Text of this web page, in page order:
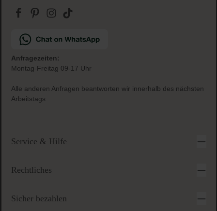
Anfragezeiten:
Montag-Freitag 09-17 Uhr
Alle anderen Anfragen beantworten wir innerhalb des nächsten
Arbeitstags
Service & Hilfe
Rechtliches
Sicher bezahlen